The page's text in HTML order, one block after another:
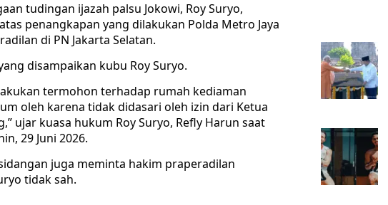
tudingan ijazah palsu Jokowi, Roy Suryo,
penangkapan yang dilakukan Polda Metro Jaya
di PN Jakarta Selatan.
disampaikan kubu Roy Suryo.
termohon terhadap rumah kediaman
oleh karena tidak didasari oleh izin dari Ketua
ujar kuasa hukum Roy Suryo, Refly Harun saat
29 Juni 2026.
juga meminta hakim praperadilan
tidak sah.